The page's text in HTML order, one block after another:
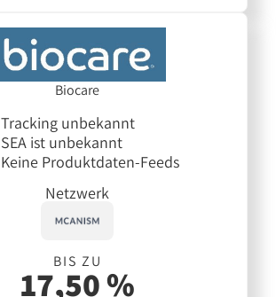
Biocare
Tracking unbekannt
SEA ist unbekannt
Keine Produktdaten-Feeds
Netzwerk
BIS ZU
17,50 %